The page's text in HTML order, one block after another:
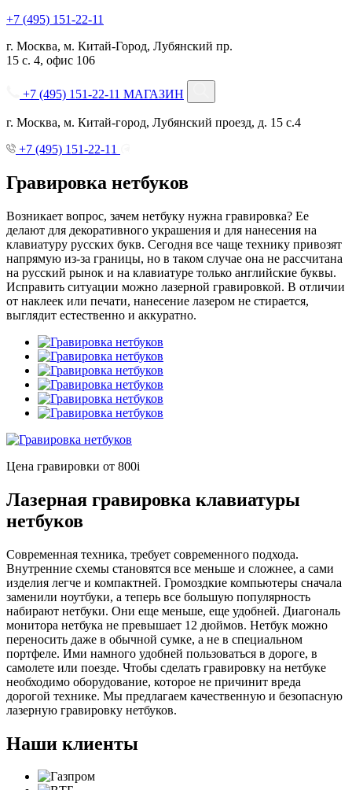
+7 (495) 151-22-11
г. Москва, м. Китай-Город, Лубянский пр.
15 с. 4, офис 106
+7 (495) 151-22-11 МАГАЗИН
г. Москва, м. Китай-город, Лубянский проезд, д. 15 с.4
+7 (495) 151-22-11
Гравировка нетбуков
Возникает вопрос, зачем нетбуку нужна гравировка? Ее
делают для декоративного украшения и для нанесения на
клавиатуру русских букв. Сегодня все чаще технику привозят
напрямую из-за границы, но в таком случае она не рассчитана
на русский рынок и на клавиатуре только английские буквы.
Исправить ситуации можно лазерной гравировкой. В отличии
от наклеек или печати, нанесение лазером не стирается,
выглядит естественно и аккуратно.
Цена гравировки от 800i
Лазерная гравировка клавиатуры
нетбуков
Современная техника, требует современного подхода.
Внутренние схемы становятся все меньше и сложнее, а сами
изделия легче и компактней. Громоздкие компьютеры сначала
заменили ноутбуки, а теперь все большую популярность
набирают нетбуки. Они еще меньше, еще удобней. Диагональ
монитора нетбука не превышает 12 дюймов. Нетбук можно
переносить даже в обычной сумке, а не в специальном
портфеле. Ими намного удобней пользоваться в дороге, в
самолете или поезде. Чтобы сделать гравировку на нетбуке
необходимо оборудование, которое не причинит вреда
дорогой технике. Мы предлагаем качественную и безопасную
лазерную гравировку нетбуков.
Наши клиенты